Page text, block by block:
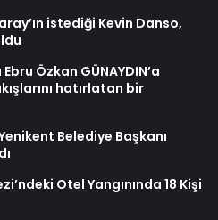
istediği Kevin Danso,
Özkan GÜNAYDIN’a
hatırlatan bir
Belediye Başkanı
Otel Yangınında 18 Kişi